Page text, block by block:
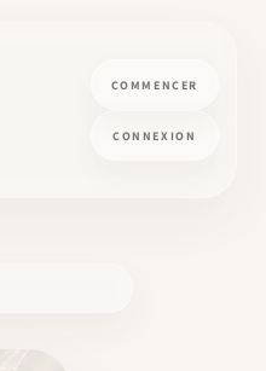
COMMENCER
CONNEXION